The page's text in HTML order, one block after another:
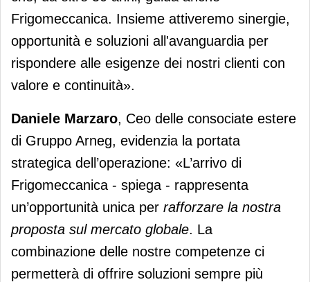
Frigomeccanica. Insieme attiveremo sinergie,
opportunità e soluzioni all'avanguardia per
rispondere alle esigenze dei nostri clienti con
valore e continuità».
Daniele Marzaro, Ceo delle consociate estere
di Gruppo Arneg, evidenzia la portata
strategica dell’operazione: «L’arrivo di
Frigomeccanica - spiega - rappresenta
un’opportunità unica per rafforzare la nostra
proposta sul mercato globale. La
combinazione delle nostre competenze ci
permetterà di offrire soluzioni sempre più